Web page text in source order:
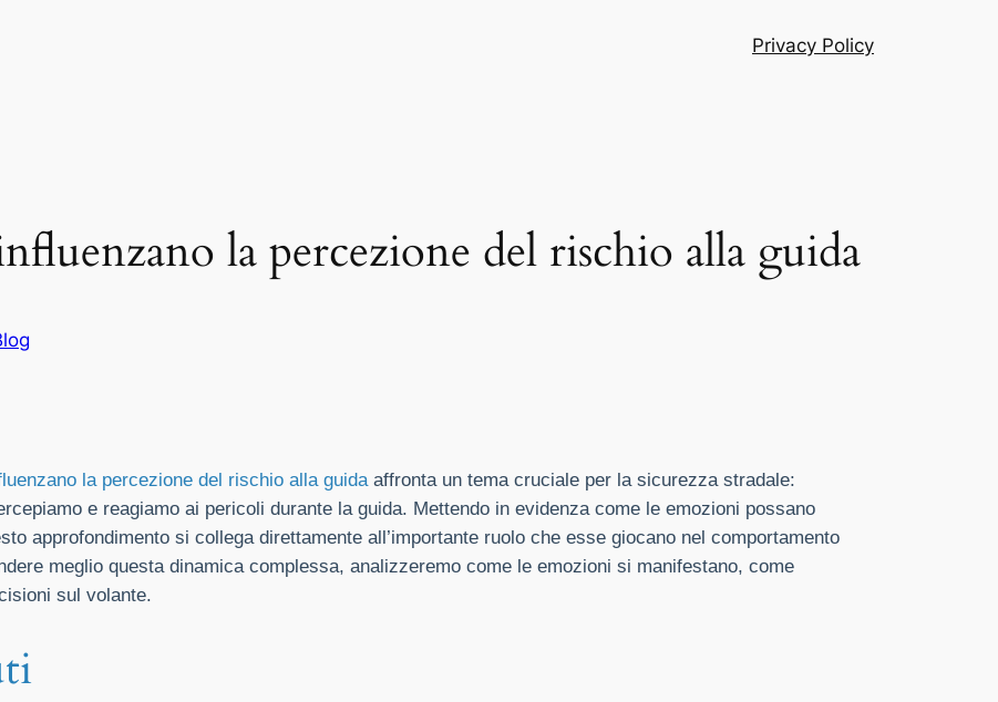
Privacy Policy
la percezione del rischio alla guida
la percezione del rischio alla guidaaffronta un tema cruciale per la sicurezza stradale:
e reagiamo ai pericoli durante la guida. Mettendo in evidenza come le emozioni possano
approfondimento si collega direttamente all’importante ruolo che esse giocano nel comportamento
meglio questa dinamica complessa, analizzeremo come le emozioni si manifestano, come
sul volante.